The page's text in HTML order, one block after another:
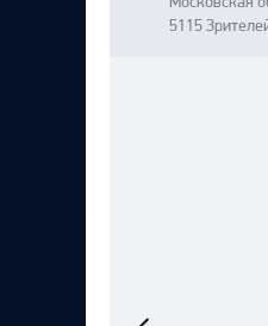
5115
матч